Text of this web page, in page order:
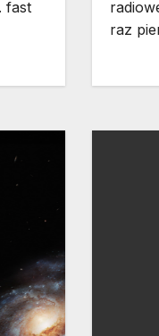
fast
raz